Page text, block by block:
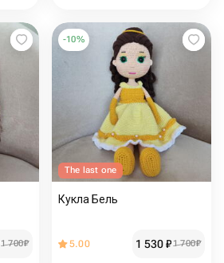
1 700₽
-10%
The last one
Кукла Бель
5.00 1 530₽1 700₽